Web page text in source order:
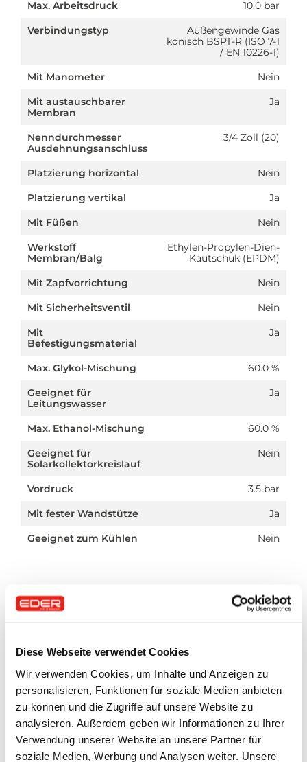
Diese Webseite verwendet Cookies
Wir verwenden Cookies, um Inhalte und Anzeigen zu
personalisieren, Funktionen für soziale Medien anbieten
zu können und die Zugriffe auf unsere Website zu
analysieren. Außerdem geben wir Informationen zu Ihrer
Verwendung unserer Website an unsere Partner für
soziale Medien, Werbung und Analysen weiter. Unsere
Max. Arbeitsdruck
10.0 bar
Verbindungstyp
Außengewinde Gas
konisch BSPT-R (ISO 7-1
/ EN 10226-1)
Mit Manometer
Nein
Mit austauschbarer
Membran
Ja
Nenndurchmesser
Ausdehnungsanschluss
3/4 Zoll (20)
Platzierung horizontal
Nein
Platzierung vertikal
Ja
Mit Füßen
Nein
Werkstoff
Membran/Balg
Ethylen-Propylen-Dien-
Kautschuk (EPDM)
Mit Zapfvorrichtung
Nein
Mit Sicherheitsventil
Nein
Mit
Befestigungsmaterial
Ja
Max. Glykol-Mischung
60.0 %
Geeignet für
Leitungswasser
Ja
Max. Ethanol-Mischung
60.0 %
Geeignet für
Solarkollektorkreislauf
Nein
Vordruck
3.5 bar
Mit fester Wandstütze
Ja
Geeignet zum Kühlen
Nein
Handbuch
Produktdatenblatt
pdf